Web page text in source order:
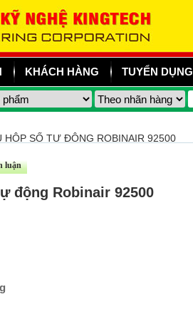
KHÁCH HÀNG TUYỂN DỤNG
HỘP SỐ TỰ ĐỘNG ROBINAIR 92500
luận
động Robinair 92500